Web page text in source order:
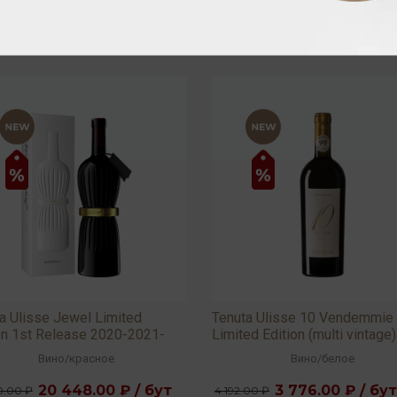
Ulisse Jewel Limited
1st Release 2020-2021-
15,5% 0,75л
Вино/красное
₽ 20 448.00 ₽ / бут
Tenuta Ulisse 10 Vendemmie
Limited Edition (multi vintage)
Вино/белое
4 192.00 ₽ 3 776.00 ₽ / бут